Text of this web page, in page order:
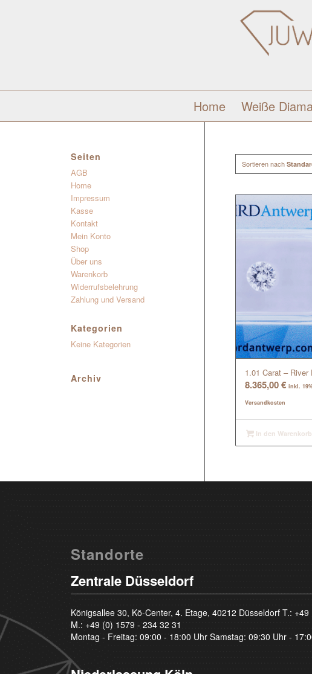
Home Weiße
Sortieren nach
1.01 Carat –
8.365,00€ inkl.
Versandkosten
In den Warenkorb
Seiten
AGB
Home
Impressum
Kasse
Kontakt
Mein Konto
Shop
Über uns
Warenkorb
Widerrufsbelehrung
Zahlung und Versand
Kategorien
Keine Kategorien
Archiv
Standorte
Zentrale Düsseldorf
Königsallee 30, Kö-Center, 4. Etage, 40212 Düsseldorf T.: +49
M.: +49 (0) 1579 - 234 32 31
Montag - Freitag: 09:00 - 18:00 Uhr Samstag: 09:30 Uhr -